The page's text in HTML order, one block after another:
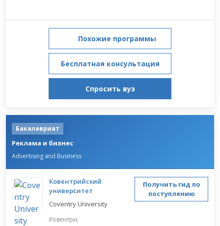
Похожие программы
Бесплатная консультация
Спросить вуз
Бакалавриат
Реклама и бизнес
Advertising and Business
Ковентрийский
университет
Coventry University
Ковентри,
Получить гид по
поступлению